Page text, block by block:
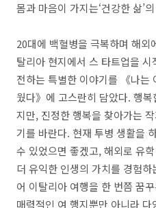
몸과 마음이 가지는‘건강한 삶’
20대에 백혈병을 극복하며 해외
탈리아 현지에서 스 타트업을
전하는 특별한 이야기를 《나는
웠다》에 고스란히 담았다. 행
지만, 진정한 행복을 찾아가는
기를 바란다. 현재 투병 생활을
수 있었으면 좋겠고, 해외로 유
더 유익한 인생의 가치를 경험
어 이탈리아 여행을 한 번쯤 꿈
매력적인 여 행지뿐만 아니라